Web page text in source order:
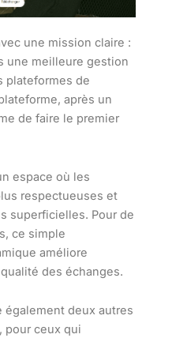
une mission claire :
une meilleure gestion
plateformes de
après un
de faire le premier
espace où les
respectueuses et
superficielles. Pour de
ce simple
améliore
des échanges.
également deux autres
pour ceux qui